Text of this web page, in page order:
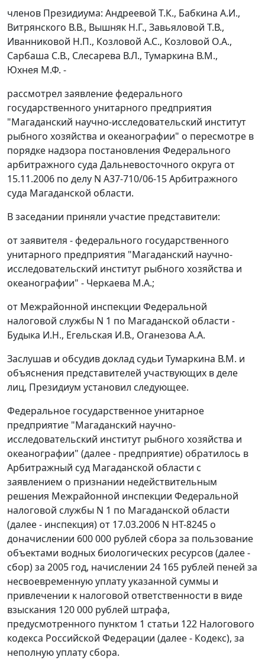
членов Президиума: Андреевой Т.К., Бабкина А.И.,
Витрянского В.В., Вышняк Н.Г., Завьяловой Т.В.,
Иванниковой Н.П., Козловой А.С., Козловой О.А.,
Сарбаша С.В., Слесарева В.Л., Тумаркина В.М.,
Юхнея М.Ф. -
рассмотрел заявление федерального
государственного унитарного предприятия
"Магаданский научно-исследовательский институт
рыбного хозяйства и океанографии" о пересмотре в
порядке надзора постановления Федерального
арбитражного суда Дальневосточного округа от
15.11.2006 по делу N A37-710/06-15 Арбитражного
суда Магаданской области.
В заседании приняли участие представители:
от заявителя - федерального государственного
унитарного предприятия "Магаданский научно-
исследовательский институт рыбного хозяйства и
океанографии" - Черкаева М.А.;
от Межрайонной инспекции Федеральной
налоговой службы N 1 по Магаданской области -
Будыка И.Н., Егельская И.В., Оганезова А.А.
Заслушав и обсудив доклад судьи Тумаркина В.М. и
объяснения представителей участвующих в деле
лиц, Президиум установил следующее.
Федеральное государственное унитарное
предприятие "Магаданский научно-
исследовательский институт рыбного хозяйства и
океанографии" (далее - предприятие) обратилось в
Арбитражный суд Магаданской области с
заявлением о признании недействительным
решения Межрайонной инспекции Федеральной
налоговой службы N 1 по Магаданской области
(далее - инспекция) от 17.03.2006 N НТ-8245 о
доначислении 600 000 рублей сбора за пользование
объектами водных биологических ресурсов (далее -
сбор) за 2005 год, начислении 24 165 рублей пеней за
несвоевременную уплату указанной суммы и
привлечении к налоговой ответственности в виде
взыскания 120 000 рублей штрафа,
предусмотренного пунктом 1 статьи 122 Налогового
кодекса Российской Федерации (далее - Кодекс), за
неполную уплату сбора.